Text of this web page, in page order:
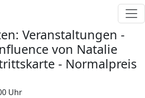
Veranstaltungen -
von Natalie
- Normalpreis
Uhr